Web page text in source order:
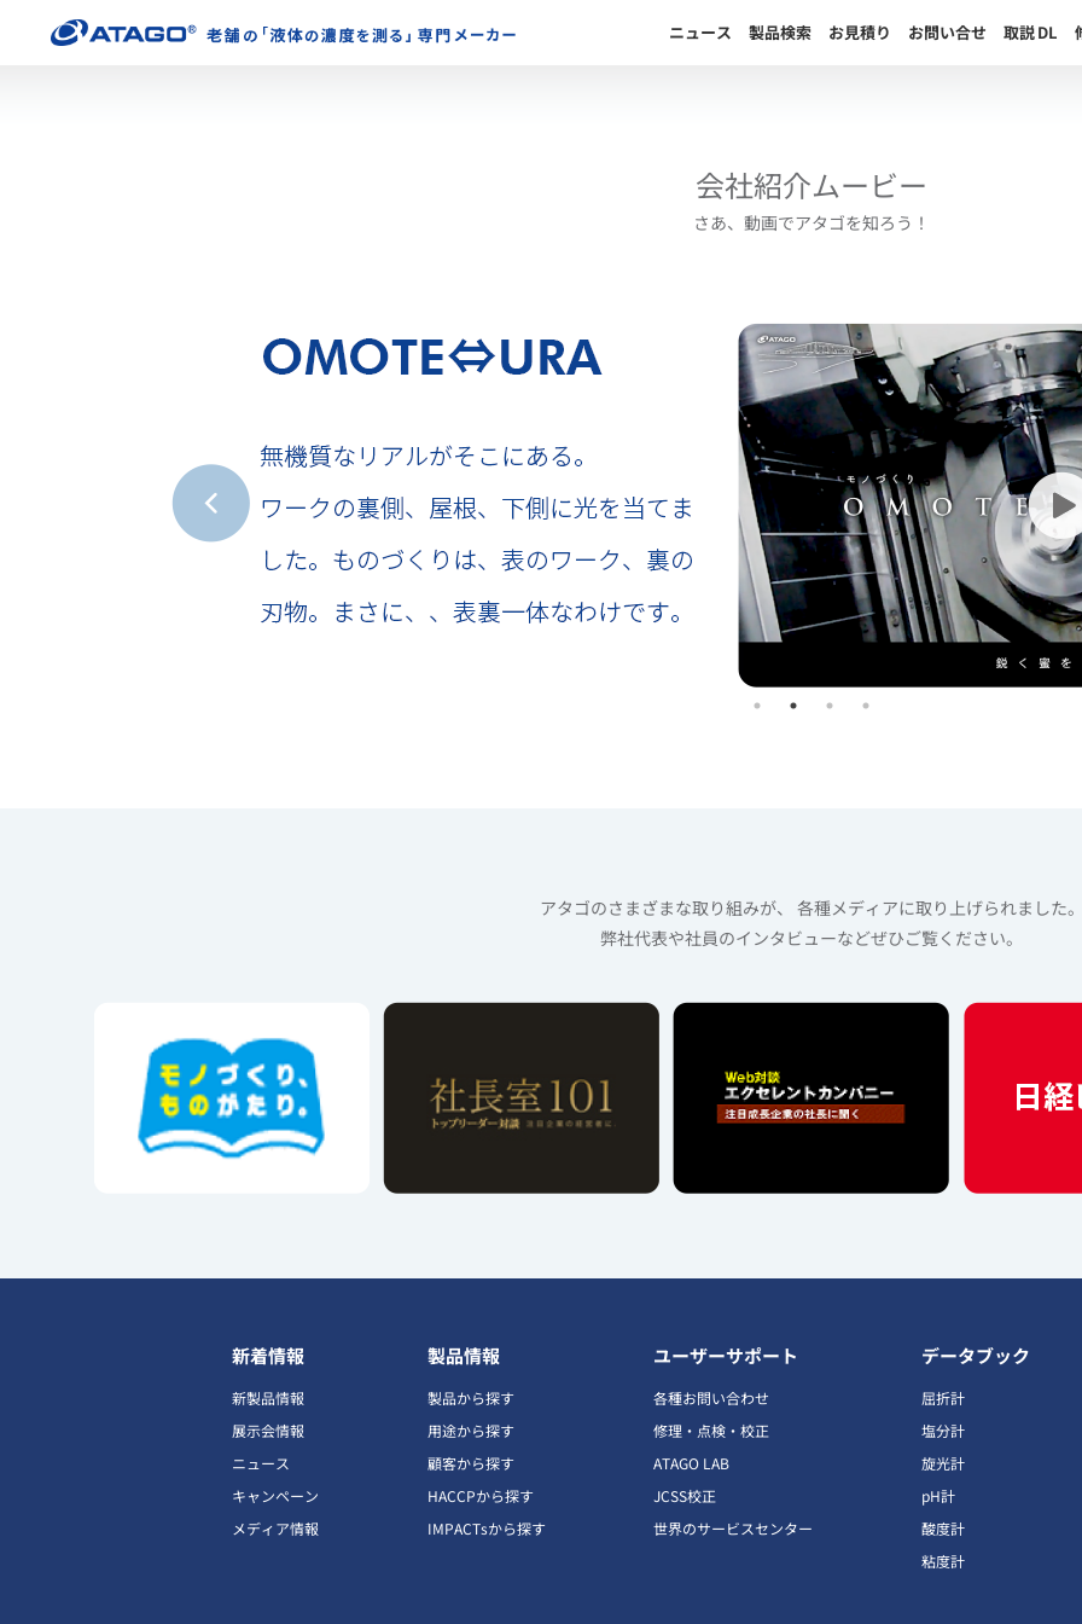
ニュース 製品検索 お見積り お問い合せ 取説DL
会社紹介ムービー
さあ、動画でアタゴを知ろう！
アタゴのさまざまな取り組みが、 各種メディアに取り上げられました
弊社代表や社員のインタビューなどぜひご覧ください。
新着情報
新製品情報
展示会情報
ニュース
キャンペーン
メディア情報
製品情報
製品から探す
用途から探す
顧客から探す
HACCPから探す
IMPACTsから探す
ユーザーサポート
各種お問い合わせ
修理・点検・校正
ATAGO LAB
JCSS校正
世界のサービスセンター
データブック
屈折計
塩分計
旋光計
pH計
酸度計
粘度計